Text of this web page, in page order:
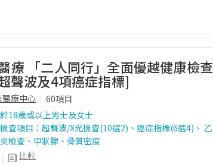
療 「二人同行」全面優越健康檢查
聲波及4項癌症指標]
醫療中心
60項目
18歲或以上男士及女士
查項目：超聲波/X光檢查(10選2)、癌症指標(6選4)、 乙
檢查、甲狀腺、骨質密度
比較